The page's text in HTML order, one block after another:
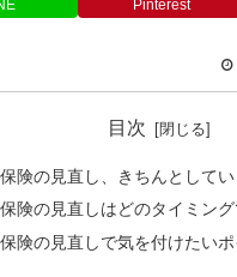
Pinterest
目次
険の見直し、きちんとしてい
険の見直しはどのタイミン
険の見直しで気を付けたいポ